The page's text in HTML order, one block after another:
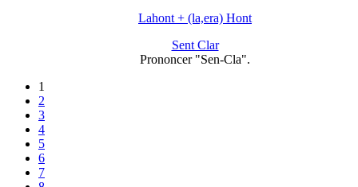
Lahont + (la,era) Hont
Sent Clar
Prononcer "Sen-Cla".
1
2
3
4
5
6
7